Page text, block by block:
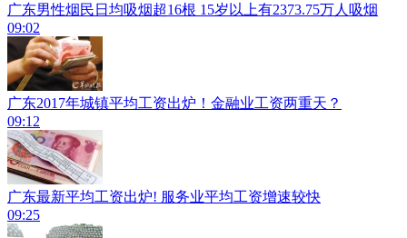
广东男性烟民日均吸烟超16根 15岁以上有2373.75万人吸烟
09:02
广东2017年城镇平均工资出炉！金融业工资两重天？
09:12
广东最新平均工资出炉! 服务业平均工资增速较快
09:25